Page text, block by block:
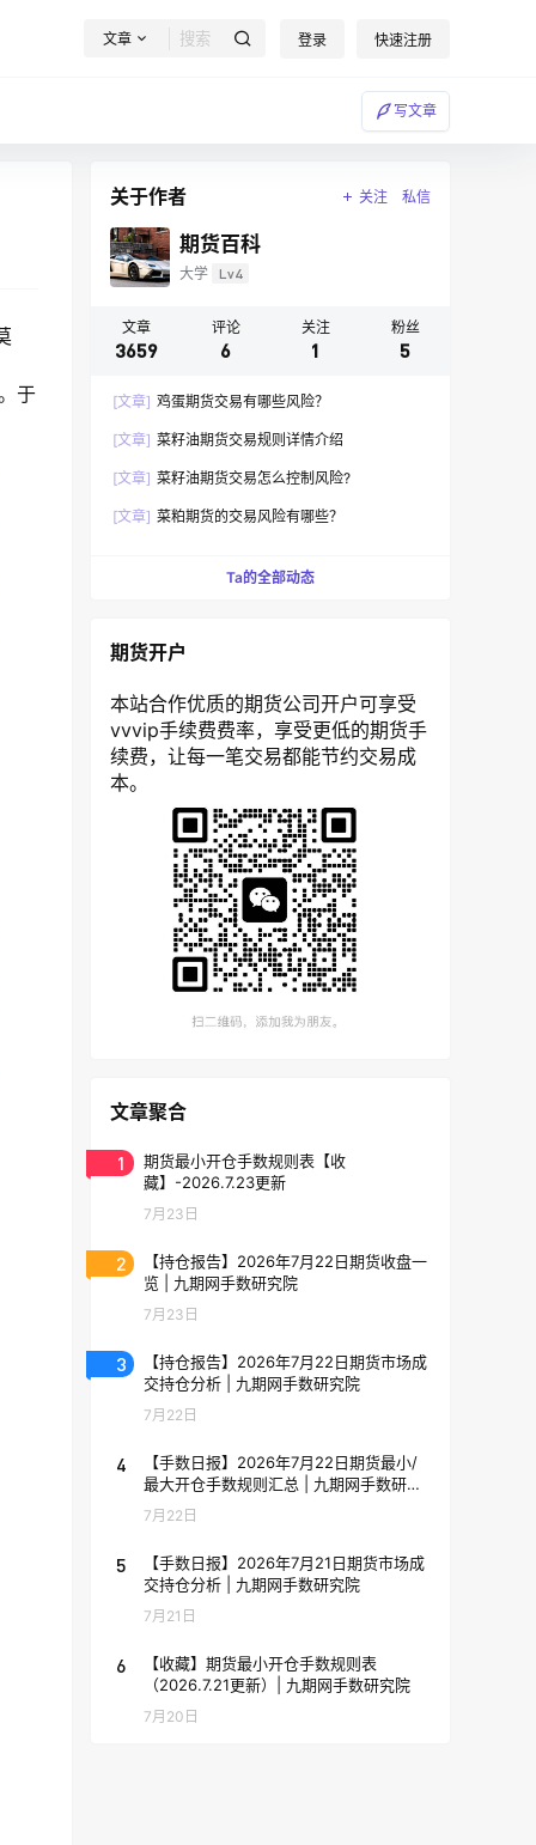
文章 登录 快速注册
写文章
于
关于作者 关注 私信
期货百科
大学 Lv4
文章
3659
评论
6
关注
1
粉丝
5
[文章] 鸡蛋期货交易有哪些风险？
[文章] 菜籽油期货交易规则详情介绍
[文章] 菜籽油期货交易怎么控制风险?
[文章] 菜粕期货的交易风险有哪些？
Ta的全部动态
期货开户
本站合作优质的期货公司开户可享受
vvvip手续费费率，享受更低的期货手
续费，让每一笔交易都能节约交易成
本。
文章聚合
1
期货最小开仓手数规则表【收
藏】-2026.7.23更新
7月23日
2
【持仓报告】2026年7月22日期货收盘一
览 | 九期网手数研究院
7月23日
3
【持仓报告】2026年7月22日期货市场成
交持仓分析 | 九期网手数研究院
7月22日
4
【手数日报】2026年7月22日期货最小/
最大开仓手数规则汇总 | 九期网手数研究
院
7月22日
5
【手数日报】2026年7月21日期货市场成
交持仓分析 | 九期网手数研究院
7月21日
6
【收藏】期货最小开仓手数规则表
（2026.7.21更新）| 九期网手数研究院
7月20日